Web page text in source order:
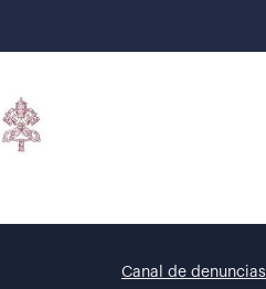
Canal de denuncias